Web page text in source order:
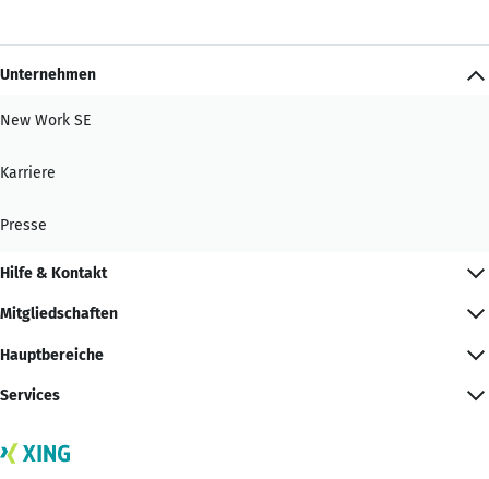
Unternehmen
New Work SE
Karriere
Presse
Hilfe & Kontakt
Mitgliedschaften
Hauptbereiche
Services